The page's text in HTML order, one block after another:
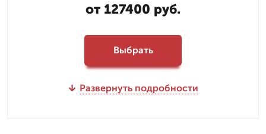
от 127400 руб.
Выбрать
Развернуть подробности